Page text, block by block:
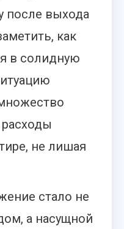
после выхода
как
в солидную
не лишая
стало не
а насущной